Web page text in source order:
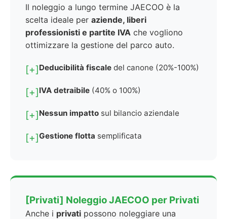
Il noleggio a lungo termine JAECOO è la
scelta ideale per aziende, liberi
professionisti e partite IVA che vogliono
ottimizzare la gestione del parco auto.
[+]Deducibilità fiscale del canone (20%-100%)
[+]IVA detraibile (40% o 100%)
[+]Nessun impatto sul bilancio aziendale
[+]Gestione flotta semplificata
[Privati] Noleggio JAECOO per Privati
Anche i privati possono noleggiare una